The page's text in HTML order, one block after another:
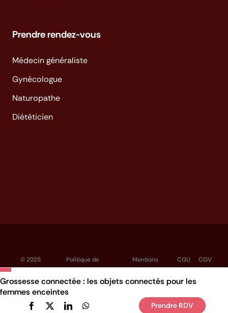
Grossesse connectée : les objets connectés pour les
femmes enceintes
Prendre RDV
Prendre rendez-vous
Médecin généraliste
Gynécologue
Naturopathe
Diététicien
© 2025
Hellocare
Politique de
confidentialité
Mentions
légales
CGU CGV